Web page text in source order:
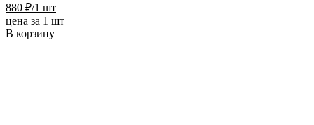
880 ₽/1 шт
цена за 1 шт
В корзину